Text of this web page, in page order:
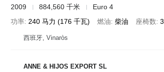
2009
884,560 千米
Euro 4
功率 240 马力 (176 千瓦) 燃油 柴油 座椅数
西班牙, Vinaròs
ANNE & HIJOS EXPORT SL